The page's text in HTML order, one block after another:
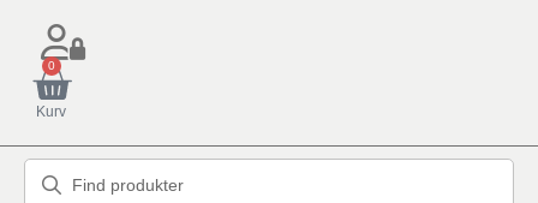
0
Kurv